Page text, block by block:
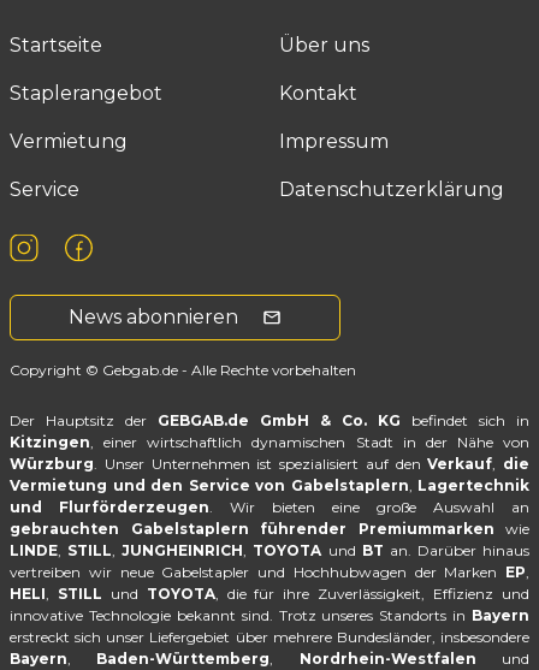
Startseite
Staplerangebot
Vermietung
service
Über uns
Kontakt
Impressum
Datenschutzerklärung
News abonnieren
Copyright © Gebgab.de - Alle Rechte vorbehalten
Der Hauptsitz der GEBGAB.de GmbH & Co. KG befindet sich in
Kitzingen, einer wirtschaftlich dynamischen Stadt in der Nähe von
Würzburg. Unser Unternehmen ist spezialisiert auf denVerkauf, die
Vermietung und den Service von Gabelstaplern, Lagertechnik
und Flurförderzeugen. Wir bieten eine große Auswahl an
gebrauchten Gabelstaplern führender Premiummarken wie
LINDE, STILL,JUNGHEINRICH, TOYOTA und BT an. Darüber hinaus
vertreiben wir neue Gabelstapler und Hochhubwagen der Marken EP,
HELI, STILL und TOYOTA, die für ihre Zuverlässigkeit, Effizienz und
innovative Technologie bekannt sind. Trotz unseres Standorts in Bayern
erstreckt sich unser Liefergebiet über mehrere Bundesländer, insbesondere
Bayern, Baden-Württemberg, Nordrhein-Westfalen und